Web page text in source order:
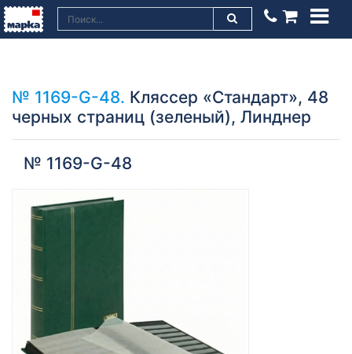
№ 1169-G-48. Кляссер «Стандарт», 48
черных страниц (зеленый), Линднер
№ 1169-G-48